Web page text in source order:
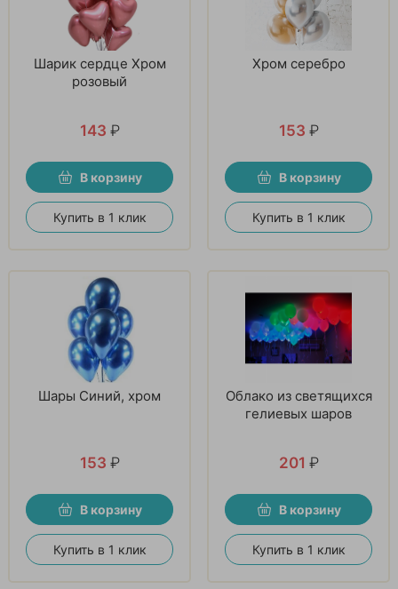
Шарик сердце Хром
розовый
143 ₽
В корзину
Купить в 1 клик
Хром серебро
153 ₽
В корзину
Купить в 1 клик
Шары Синий, хром
153 ₽
В корзину
Купить в 1 клик
Облако из светящихся
гелиевых шаров
201 ₽
В корзину
Купить в 1 клик